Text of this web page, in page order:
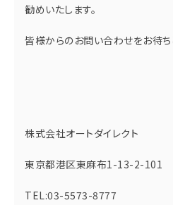
勧めいたします。
皆様からのお問い合わせをお待ち
株式会社オートダイレクト
東京都港区東麻布1-13-2-101
TEL:03-5573-8777